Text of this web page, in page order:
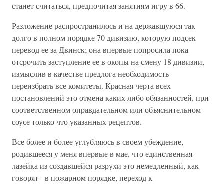
станет считаться, предпочитая занятиям игру в 66.
Разложение распространилось и на державшуюся так
долго в полном порядке 70 дивизию, которую подсек
перевод ее за Двинск; она впервые попросила пока
отсрочить заступление ее в окопы на смену 18 дивизии,
измыслив в качестве предлога необходимость
переизбрать все комитеты. Красная черта всех
постановлений это отмена каких либо обязанностей, при
соответственном оправдательном или объяснительном
соусе только что указанных рецептов.
Все более и более углубляюсь в своем убеждение,
родившееся у меня впервые в мае, что единственная
лазейка из создавшейся разрухи это немедленный, как
говорят - в пожарном порядке, переход к